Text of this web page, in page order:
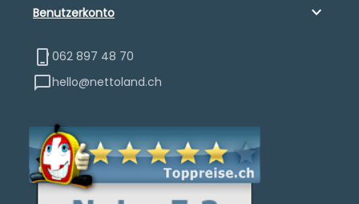
Benutzerkonto keyboard_arrow_down
062 897 48 70
hello@nettoland.ch